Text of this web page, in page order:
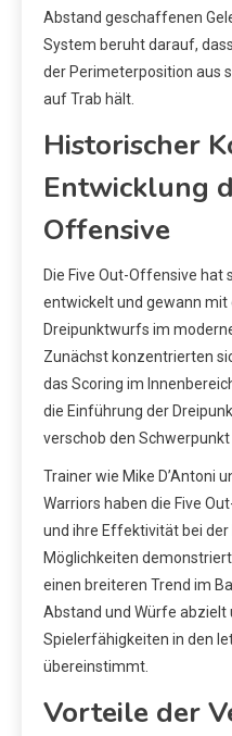
Abstand geschaffenen
System beruht darauf,
der Perimeterposition aus
auf Trab hält.
Historischer
Entwicklung
Offensive
Die Five Out-Offensive hat
entwickelt und gewann
Dreipunktwurfs im
Zunächst konzentrierten
das Scoring im
die Einführung der
verschob den
Trainer wie Mike D’Antoni
Warriors haben die Five
und ihre Effektivität bei
Möglichkeiten
einen breiteren Trend im
Abstand und Würfe abzielt
Spielerfähigkeiten in den
übereinstimmt.
Vorteile der